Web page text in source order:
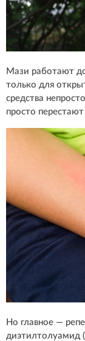
Мази работают
только для
средства
просто перестают
Но главное —
диэтилтолуамид